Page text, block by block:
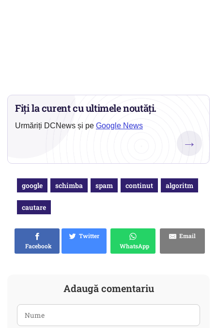
Fiți la curent cu ultimele noutăți.
Urmăriți DCNews și pe Google News
→
google schimba spam continut algoritm
cautare
Facebook
Twitter
WhatsApp
Email
Adaugă comentariu